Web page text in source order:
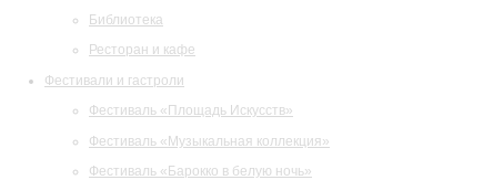
Библиотека
Ресторан и кафе
Фестивали и гастроли
Фестиваль «Площадь Искусств»
Фестиваль «Музыкальная коллекция»
Фестиваль «Барокко в белую ночь»